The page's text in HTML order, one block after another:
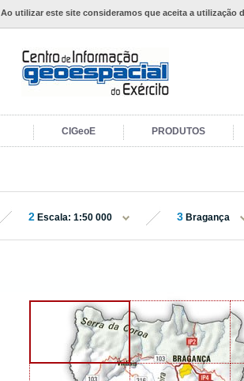
Ao utilizar este site consideramos que aceita a utilização
CIGeoE PRODUTOS
2 Escala: 1:50 000 3 Bragança